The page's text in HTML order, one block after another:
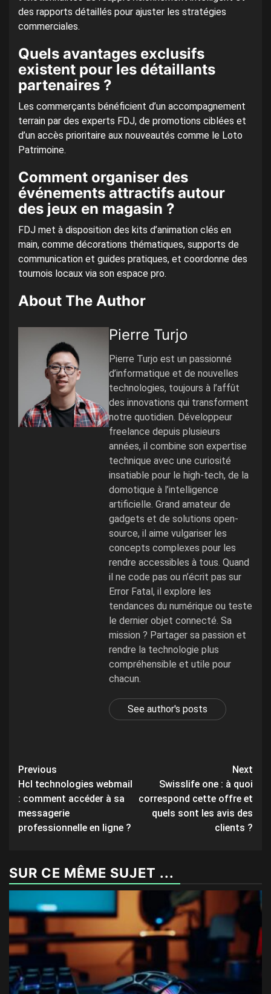
des rapports détaillés pour ajuster les stratégies
commerciales.
Quels avantages exclusifs
existent pour les détaillants
partenaires ?
Les commerçants bénéficient d’un accompagnement
terrain par des experts FDJ, de promotions ciblées et
d’un accès prioritaire aux nouveautés comme le Loto
Patrimoine.
Comment organiser des
événements attractifs autour
des jeux en magasin ?
FDJ met à disposition des kits d’animation clés en
main, comme décorations thématiques, supports de
communication et guides pratiques, et coordonne des
tournois locaux via son espace pro.
About The Author
Pierre Turjo
Pierre Turjo est un passionné
d’informatique et de nouvelles
technologies, toujours à l’affût
des innovations qui transforment
notre quotidien. Développeur
freelance depuis plusieurs
années, il combine son expertise
technique avec une curiosité
insatiable pour le high-tech, de la
domotique à l’intelligence
artificielle. Grand amateur de
gadgets et de solutions open-
source, il aime vulgariser les
concepts complexes pour les
rendre accessibles à tous. Quand
il ne code pas ou n’écrit pas sur
Error Fatal, il explore les
tendances du numérique ou teste
le dernier objet connecté. Sa
mission ? Partager sa passion et
rendre la technologie plus
compréhensible et utile pour
chacun.
See author's posts
Post
navigation
Previous
Hcl technologies webmail
: comment accéder à sa
messagerie
professionnelle en ligne ?
Next
Swisslife one : à quoi
correspond cette offre et
quels sont les avis des
clients ?
SUR CE MÊME SUJET ...